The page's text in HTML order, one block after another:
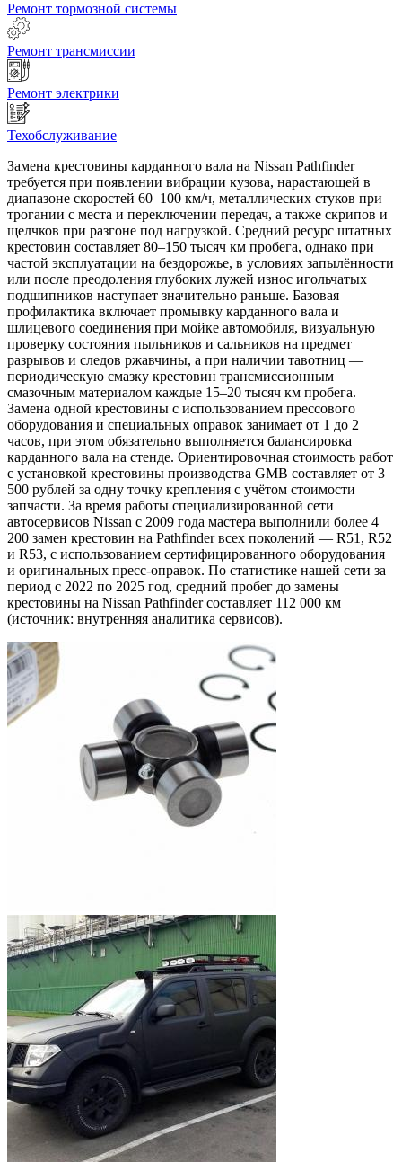
Ремонт тормозной системы
Ремонт трансмиссии
Ремонт электрики
Техобслуживание
Замена крестовины карданного вала на Nissan Pathfinder
требуется при появлении вибрации кузова, нарастающей в
диапазоне скоростей 60–100 км/ч, металлических стуков при
трогании с места и переключении передач, а также скрипов и
щелчков при разгоне под нагрузкой. Средний ресурс штатных
крестовин составляет 80–150 тысяч км пробега, однако при
частой эксплуатации на бездорожье, в условиях запылённости
или после преодоления глубоких лужей износ игольчатых
подшипников наступает значительно раньше. Базовая
профилактика включает промывку карданного вала и
шлицевого соединения при мойке автомобиля, визуальную
проверку состояния пыльников и сальников на предмет
разрывов и следов ржавчины, а при наличии тавотниц —
периодическую смазку крестовин трансмиссионным
смазочным материалом каждые 15–20 тысяч км пробега.
Замена одной крестовины с использованием прессового
оборудования и специальных оправок занимает от 1 до 2
часов, при этом обязательно выполняется балансировка
карданного вала на стенде. Ориентировочная стоимость работ
с установкой крестовины производства GMB составляет от 3
500 рублей за одну точку крепления с учётом стоимости
запчасти. За время работы специализированной сети
автосервисов Nissan с 2009 года мастера выполнили более 4
200 замен крестовин на Pathfinder всех поколений — R51, R52
и R53, с использованием сертифицированного оборудования
и оригинальных пресс-оправок. По статистике нашей сети за
период с 2022 по 2025 год, средний пробег до замены
крестовины на Nissan Pathfinder составляет 112 000 км
(источник: внутренняя аналитика сервисов).